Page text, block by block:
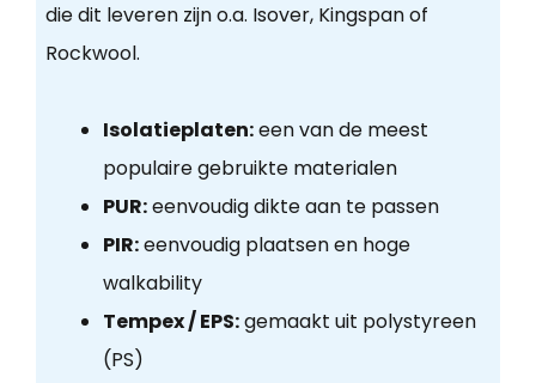
die dit leveren zijn o.a. Isover, Kingspan of
Rockwool.
Isolatieplaten:een van de meest
populaire gebruikte materialen
PUR:eenvoudig dikte aan te passen
PIR:eenvoudig plaatsen en hoge
walkability
Tempex / EPS:gemaakt uit polystyreen
(PS)